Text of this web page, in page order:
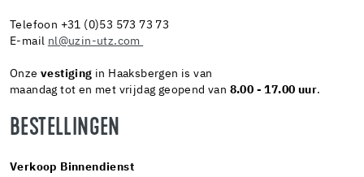
Telefoon +31 (0)53 573 73 73
E-mail nl@uzin-utz.com
Onze vestiging in Haaksbergen is van
maandag tot en met vrijdag geopend van 8.00 - 17.00 uur.
BESTELLINGEN
Verkoop Binnendienst